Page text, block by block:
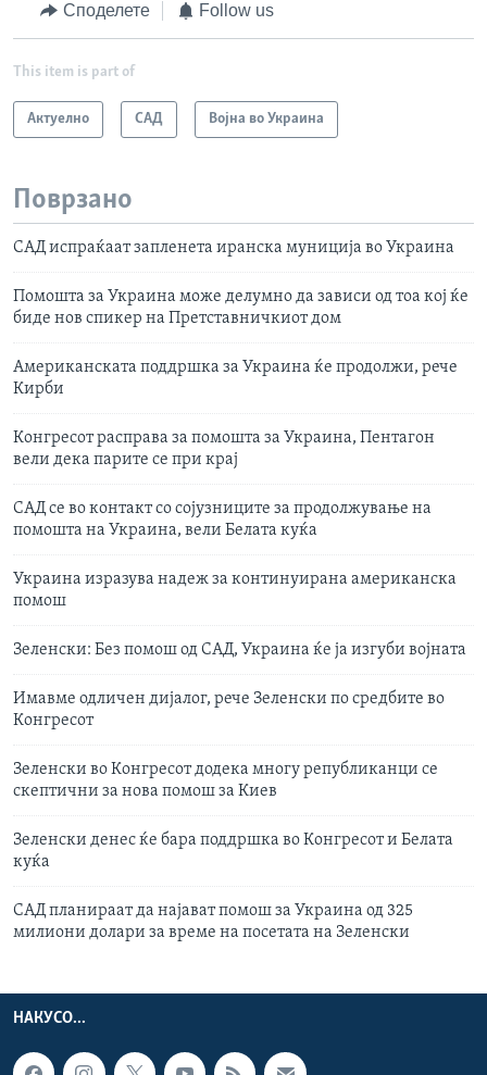
Споделете Follow us
This item is part of
Актуелно САД Војна во Украина
Поврзано
САД испраќаат запленета иранска муниција во Украина
Помошта за Украина може делумно да зависи од тоа кој ќе
биде нов спикер на Претставничкиот дом
Aмериканската поддршка за Украина ќе продолжи, рече
Кирби
Конгресoт расправа за помошта за Украина, Пентагон
вели дека парите се при крај
САД се во контакт со сојузниците за продолжување на
помошта на Украина, вели Белата куќа
Украина изразува надеж за континуирана американска
помош
Зеленски: Без помош од САД, Украина ќе ја изгуби војната
Имавме одличен дијалог, рече Зеленски по средбите во
Конгресот
Зеленски во Конгресот додека многу републиканци се
скептични за нова помош за Киев
Зеленски денес ќе бара поддршка во Конгресот и Белата
куќа
САД планираат да најават помош за Украина од 325
милиони долари за време на посетата на Зеленски
НАКУСО...